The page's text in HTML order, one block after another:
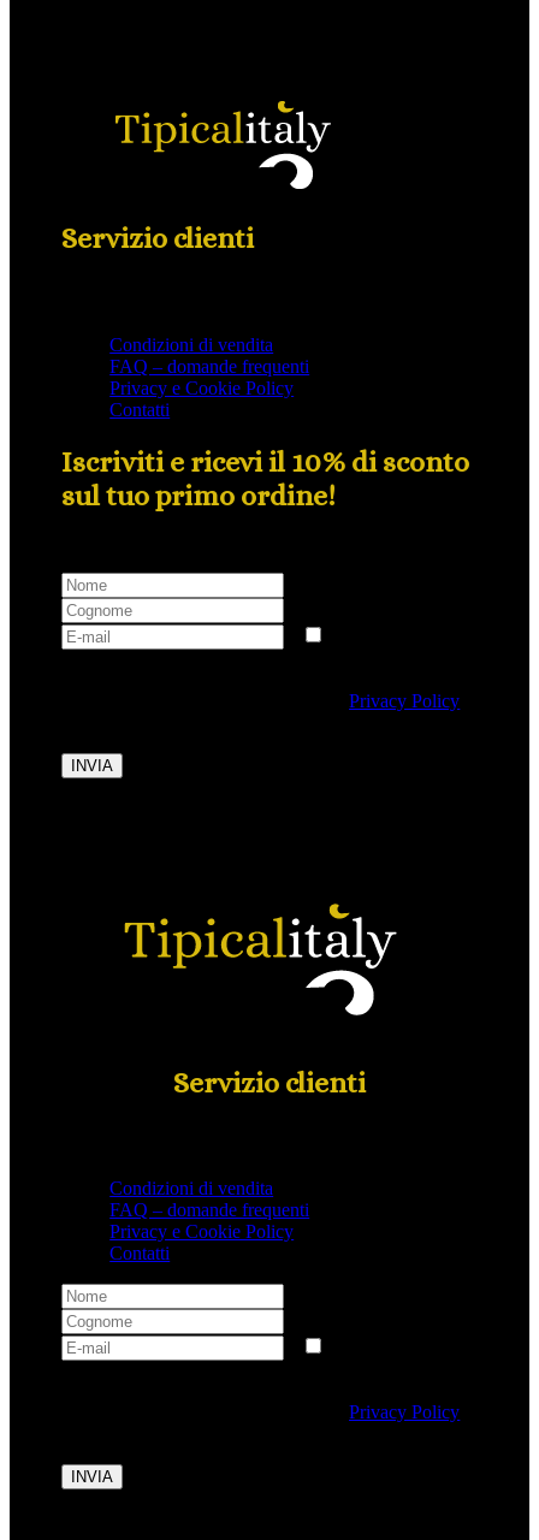
Servizio clienti
Condizioni di vendita
FAQ – domande frequenti
Privacy e Cookie Policy
Contatti
Iscriviti e ricevi il 10% di sconto
sul tuo primo ordine!
dei dati personali conformemente allaPrivacy Policy
INVIA
Servizio clienti
Condizioni di vendita
FAQ – domande frequenti
Privacy e Cookie Policy
Contatti
dei dati personali conformemente allaPrivacy Policy
INVIA